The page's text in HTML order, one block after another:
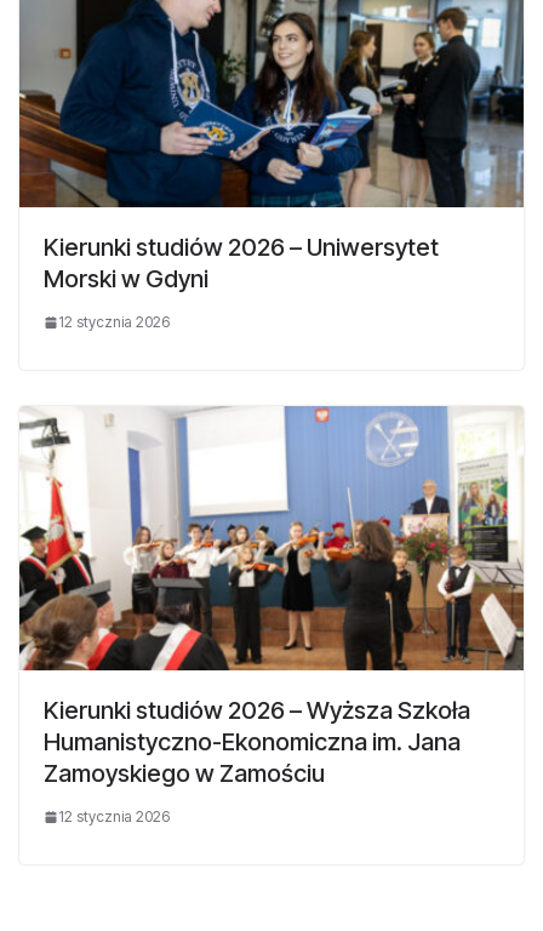
Kierunki studiów 2026 – Uniwersytet
Morski w Gdyni
12 stycznia 2026
Kierunki studiów 2026 – Wyższa Szkoła
Humanistyczno-Ekonomiczna im. Jana
Zamoyskiego w Zamościu
12 stycznia 2026